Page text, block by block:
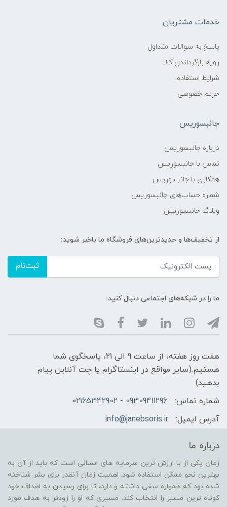
خدمات مشتریان
پاسخ به سوالات متداول
رویه بازگرداندن کالا
شرایط استفاده
حریم خصوصی
جانبسوریس
درباره جانبسوریس
تماس با جانبسوریس
همکاری با جانبسوریس
شماره حساب‌های جانبسوریس
وبلاگ جانبسوریس
از تخفیف‌ها و جدیدترین‌های فروشگاه ما باخبر شوید:
ثبت‌نام
ما را در شبکه‌های اجتماعی دنبال کنید:
هفت روز هفته، از ساعت 9 الی 21، پاسخگوی شما
هستیم.(سایر مواقع در اینستاگرام یا چت آنلاین پیام
بدهید)
شماره تماس:
09309411296 - 02165342902
آدرس ایمیل:
info@janebsoris.ir
درباره ما
زمان یکی از با ارزش ترین سرمایه های انسانی است که باید از آن به
بهترین نحو ممکن استفاده شود. اهمیت زمان آنقدر برای بشر شناخته
شده بود که همواره سعی داشته و دارد، تا برای رسیدن به اهداف خود
کوتاه ترین مسیر را انتخاب کند. مسیری که او را زودتر به هدف مورد